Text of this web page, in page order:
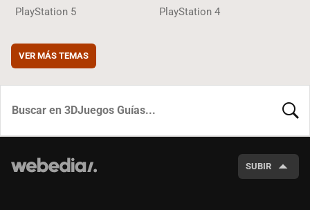
PlayStation 5 PlayStation 4
VER MÁS TEMAS
SUBIR